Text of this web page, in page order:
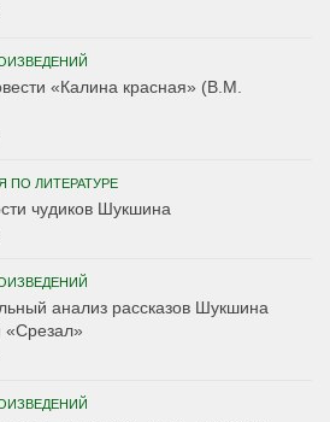
«Калина красная» (В.М.
ПО ЛИТЕРАТУРЕ
чудиков Шукшина
анализ рассказов Шукшина
«Срезал»